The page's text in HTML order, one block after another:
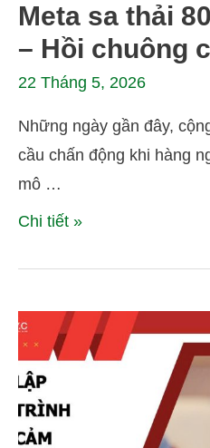
Meta sa thải
– Hồi chuông
người lao động
trong kỷ
22 Tháng 5, 2026
Những ngày gần đây,
cầu chấn động khi hàng
mô …
Chi tiết »